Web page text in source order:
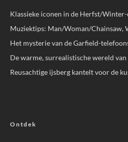
Klassieke iconen in de Herfst/
Muziektips: Man/Woman/Chainsaw,
Het mysterie van de Garfield-
De warme, surrealistische wereld
Reusachtige ijsberg kantelt voor de
Ontdek